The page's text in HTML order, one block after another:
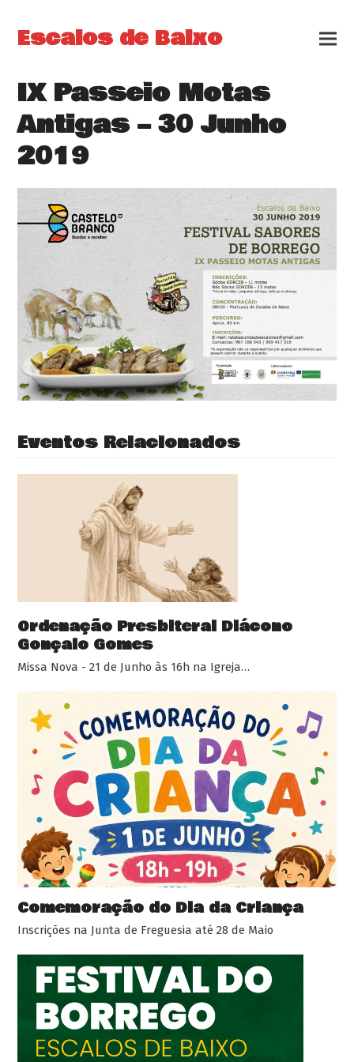
Escalos de Baixo
IX Passeio Motas
Antigas – 30 Junho
2019
Eventos Relacionados
Ordenação Presbiteral Diácono
Gonçalo Gomes
Missa Nova - 21 de Junho às 16h na Igreja…
Comemoração do Dia da Criança
Inscrições na Junta de Freguesia até 28 de Maio